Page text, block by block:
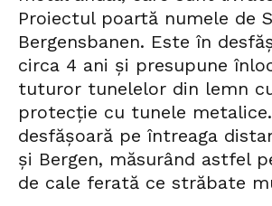
Proiectul poartă numele de
Bergensbanen. Este în
circa 4 ani și presupune
tuturor tunelelor din lemn
protecție cu tunele
desfășoară pe întreaga
și Bergen, măsurând astfel
de cale ferată ce străbate